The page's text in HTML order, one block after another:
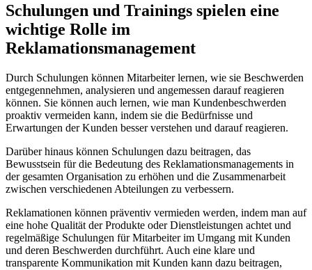
Schulungen und Trainings spielen eine
wichtige Rolle im
Reklamationsmanagement
Durch Schulungen können Mitarbeiter lernen, wie sie Beschwerden
entgegennehmen, analysieren und angemessen darauf reagieren
können. Sie können auch lernen, wie man Kundenbeschwerden
proaktiv vermeiden kann, indem sie die Bedürfnisse und
Erwartungen der Kunden besser verstehen und darauf reagieren.
Darüber hinaus können Schulungen dazu beitragen, das
Bewusstsein für die Bedeutung des Reklamationsmanagements in
der gesamten Organisation zu erhöhen und die Zusammenarbeit
zwischen verschiedenen Abteilungen zu verbessern.
Reklamationen können präventiv vermieden werden, indem man auf
eine hohe Qualität der Produkte oder Dienstleistungen achtet und
regelmäßige Schulungen für Mitarbeiter im Umgang mit Kunden
und deren Beschwerden durchführt. Auch eine klare und
transparente Kommunikation mit Kunden kann dazu beitragen,